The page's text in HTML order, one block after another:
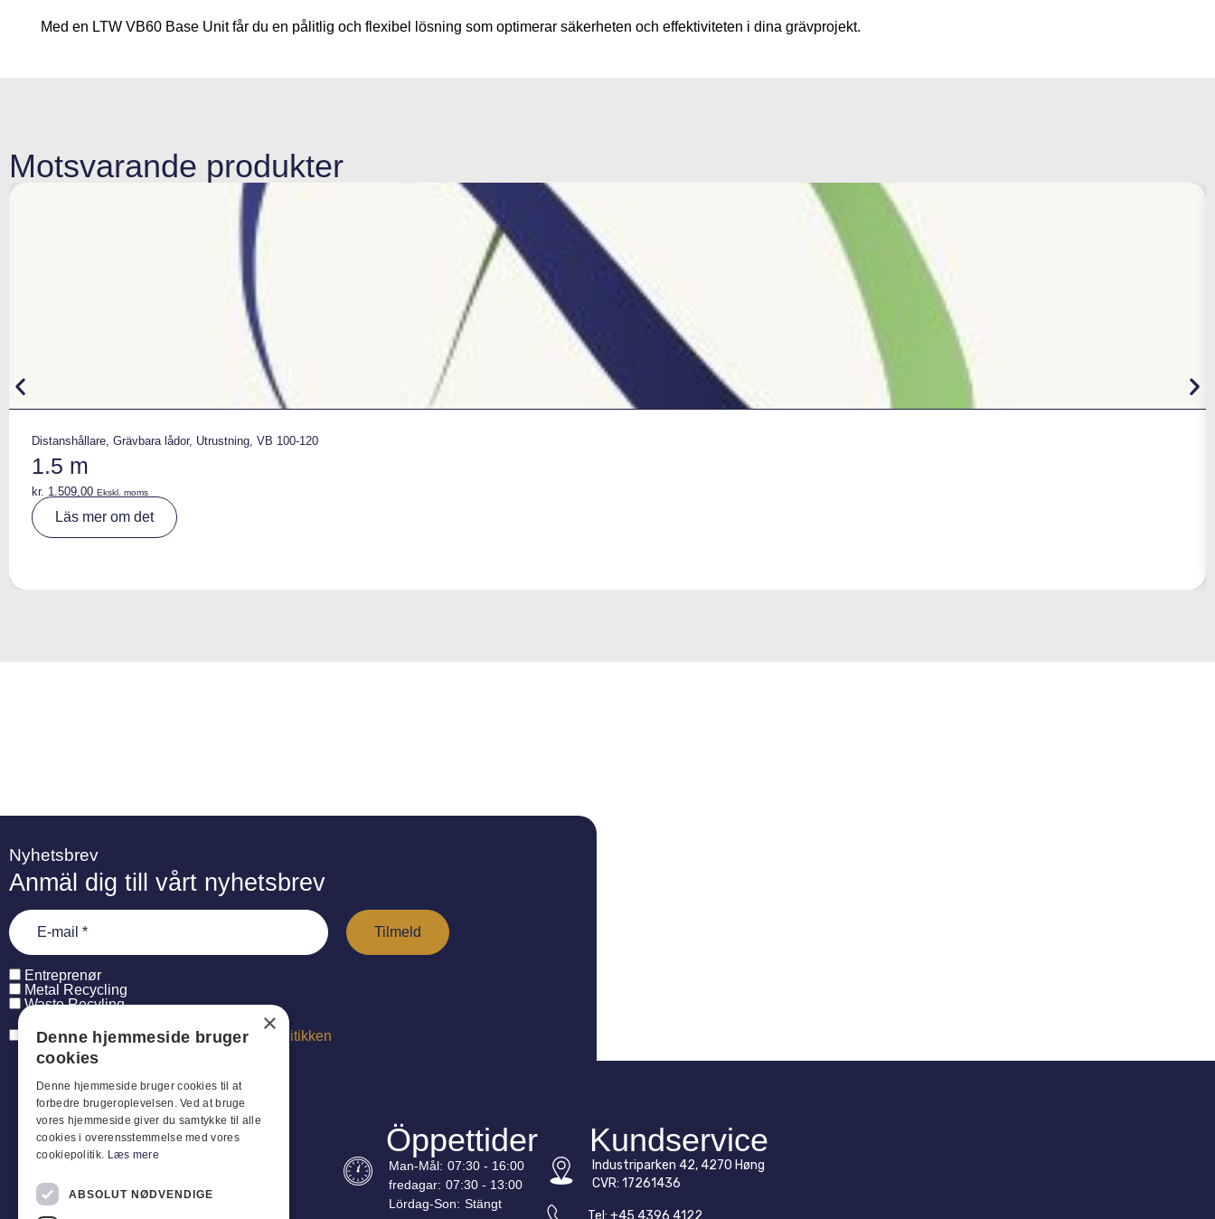
Med en LTW VB60 Base Unit får du en pålitlig och flexibel lösning som optimerar säkerheten och effektiviteten i dina grävprojekt.
Motsvarande produkter
Distanshållare, Grävbara lådor, Utrustning, VB 100-120
1.5 m
kr. 1.509,00 Ekskl. moms
Läs mer om det
Nyhetsbrev
Anmäl dig till vårt nyhetsbrev
Entreprenør
Metal Recycling
Waste Recyling
Jeg har læst og acceptererpersondatapolitikken
Öppettider
Man-Mål: 07:30 - 16:00
fredagar: 07:30 - 13:00
Lördag-Son: Stängt
Kundservice
Industriparken 42, 4270 Høng
CVR: 17261436
×
Denne hjemmeside bruger
cookies
Denne hjemmeside bruger cookies til at
forbedre brugeroplevelsen. Ved at bruge
vores hjemmeside giver du samtykke til alle
cookies i overensstemmelse med vores
cookiepolitik. Læs mere
ABSOLUT NØDVENDIGE